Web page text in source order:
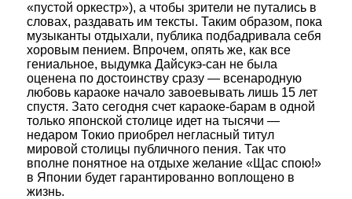
«пустой оркестр»), а чтобы зрители не путались в
словах, раздавать им тексты. Таким образом, пока
музыканты отдыхали, публика подбадривала себя
хоровым пением. Впрочем, опять же, как все
гениальное, выдумка Дайсукэ-сан не была
оценена по достоинству сразу — всенародную
любовь караоке начало завоевывать лишь 15 лет
спустя. Зато сегодня счет караоке-барам в одной
только японской столице идет на тысячи —
недаром Токио приобрел негласный титул
мировой столицы публичного пения. Так что
вполне понятное на отдыхе желание «Щас спою!»
в Японии будет гарантированно воплощено в
жизнь.